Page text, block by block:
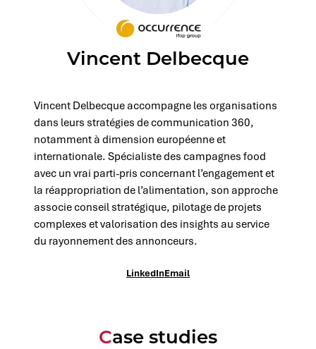
Vincent Delbecque
Vincent Delbecque accompagne les organisations
dans leurs stratégies de communication 360,
notamment à dimension européenne et
internationale. Spécialiste des campagnes food
avec un vrai parti-pris concernant l’engagement et
la réappropriation de l’alimentation, son approche
associe conseil stratégique, pilotage de projets
complexes et valorisation des insights au service
du rayonnement des annonceurs.
LinkedInEmail
Case studies